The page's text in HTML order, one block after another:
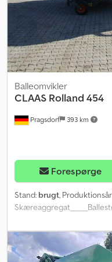
Pragsdorf 393 km
Balleomvikler
CLAAS Rolland 454
Forespørge
Stand: brugt,
baller): 24.000Driftstimer:
jaHektar: 24.000 haKnive:
mOptagehjulsstøttehjul:
620/55 R26,5Rulleholder: